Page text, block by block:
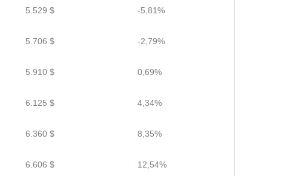
5.529 $ -5,81%
5.706 $ -2,79%
5.910 $ 0,69%
6.125 $ 4,34%
6.360 $ 8,35%
6.606 $ 12,54%